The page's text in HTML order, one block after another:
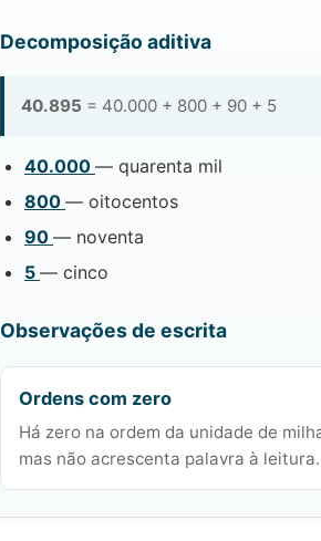
Decomposição aditiva
40.895 = 40.000 + 800 + 90 + 5
40.000 — quarenta mil
800 — oitocentos
90 — noventa
5 — cinco
Observações de escrita
Ordens com zero
Há zero na ordem da unidade de
mas não acrescenta palavra à leitura.